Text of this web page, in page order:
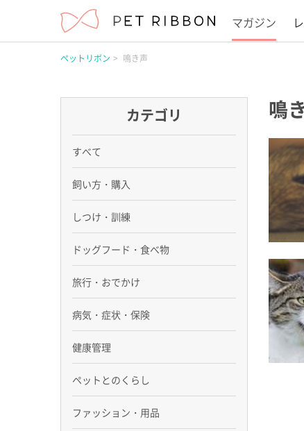
マガジン
ペットリボン 鳴き声
鳴
カテゴリ
すべて
飼い方・購入
しつけ・訓練
ドッグフード・食べ物
旅行・おでかけ
病気・症状・保険
健康管理
ペットとのくらし
ファッション・用品